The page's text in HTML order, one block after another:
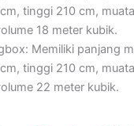
tinggi 210 cm,
18 meter kubik.
Memiliki panjang
tinggi 210 cm,
22 meter kubik.